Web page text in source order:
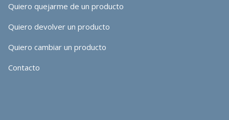
Quiero quejarme de un producto
Quiero devolver un producto
Quiero cambiar un producto
Contacto